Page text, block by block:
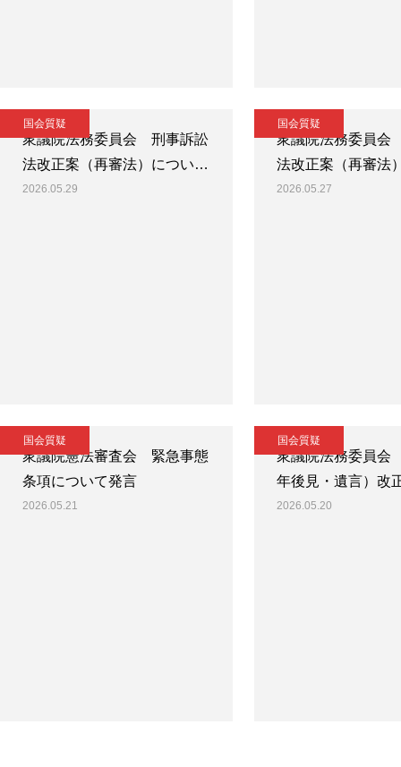
国会質疑
衆議院法務委員会 刑事訴訟
法改正案（再審法）につい…
2026.05.29
国会質疑
衆議院法務委員
法改正案（再審法
2026.05.27
国会質疑
衆議院憲法審査会 緊急事態
条項について発言
2026.05.21
国会質疑
衆議院法務委員
年後見・遺言）改
2026.05.20